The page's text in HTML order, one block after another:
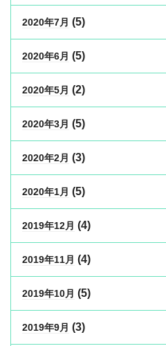
2020年7月 (5)
2020年6月 (5)
2020年5月 (2)
2020年3月 (5)
2020年2月 (3)
2020年1月 (5)
2019年12月 (4)
2019年11月 (4)
2019年10月 (5)
2019年9月 (3)